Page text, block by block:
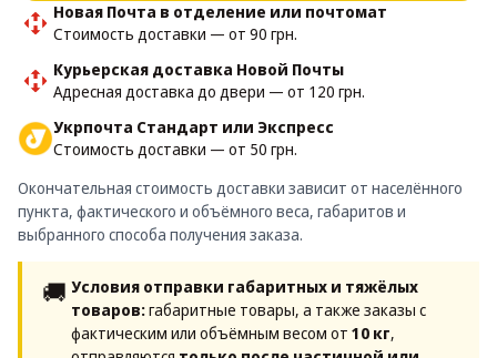
Новая Почта в отделение или почтомат
Стоимость доставки — от 90 грн.
Курьерская доставка Новой Почты
Адресная доставка до двери — от 120 грн.
Укрпочта Стандарт или Экспресс
Стоимость доставки — от 50 грн.
Окончательная стоимость доставки зависит от населённого
пункта, фактического и объёмного веса, габаритов и
выбранного способа получения заказа.
🚚 Условия отправки габаритных и тяжёлых
товаров:габаритные товары, а также заказы с
фактическим или объёмным весом от 10 кг,